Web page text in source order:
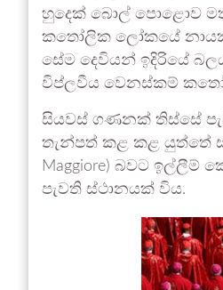
හුදෙක් බොල් පොළොව
කතෝලික ලෝකයේ
සේම දෙවියන් ඉදිරියේ
විප්ලවීය වෙනස්කම්
සියවස් ගණනක් තිස්සේ
තැන්පත් කළ කළ යුත්තේ
Maggiore) බවට
පැවති ස්ථානයක් විය.